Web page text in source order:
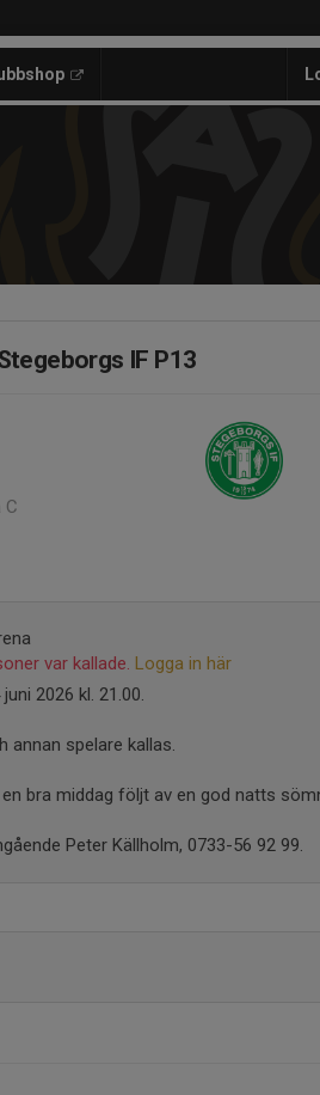
IF P13
C
var kallade. Logga in här
2026 kl. 21.00.
annan spelare kallas.
bra middag följt av en god natts
Peter Källholm, 0733-56 92 99.